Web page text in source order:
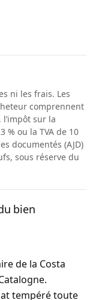
ni les frais. Les
comprennent
sur la
% ou la TVA de 10
documentés (AJD)
sous réserve du
bien
de la Costa
tempéré toute